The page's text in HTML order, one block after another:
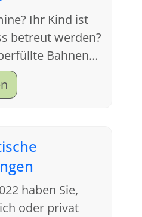
Ihr Kind ist
betreut werden?
Bahnen
die
Parkplatzsuche
haben Sie,
oder privat